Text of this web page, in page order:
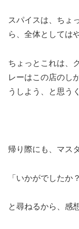
スパイスは、ちょ
ら、全体としては
ちょっとこれは、
レーはこの店のし
うしよう、と思う
帰り際にも、マス
「いかがでしたか？
と尋ねるから、感